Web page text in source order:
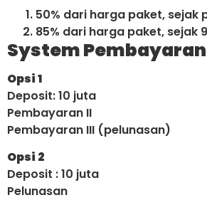
50% dari harga paket, sejak
85% dari harga paket,
System
Opsi 1
Deposit: 10 juta
Pembayaran II
Pembayaran III (pelunasan)
Opsi 2
Deposit : 10 juta
Pelunasan